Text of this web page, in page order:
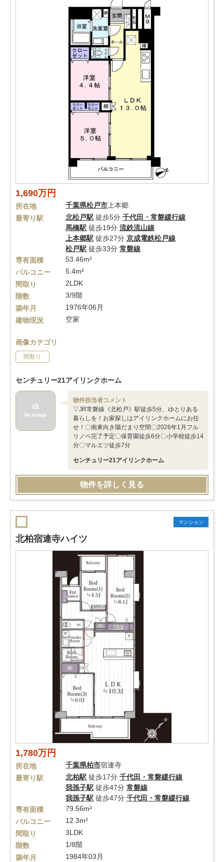
1,690万円
所在地 千葉県松戸市 上本郷
最寄り駅
北松戸駅 徒歩5分 千代田・常磐緩行線
馬橋駅 徒歩19分 流鉄流山線
上本郷駅 徒歩27分 京成電鉄松戸線
松戸駅 徒歩33分 常磐線
専有面積
53.46m²
バルコニー
5.4m²
間取り
2LDK
階数
3/9階
築年月
1976年06月
建物現況
空家
画像カテゴリ
間取り
センチュリー21アイリンクホーム
物件担当者コメント
▽JR常磐線《北松戸》駅徒歩5分、ゆとりある
暮らしを！お家探しはアイリンクホームにお任
せ！〇南東向き陽だまり空間〇2026年1月フル
リノベ完了予定〇保育園徒歩6分〇小学校徒歩14
分〇マルエツ徒歩7分
センチュリー21アイリンクホーム
物件を詳しく見る
マンション
北柏宿連寺ハイツ
1,780万円
所在地 千葉県柏市宿連寺
最寄り駅
北柏駅 徒歩17分 千代田・常磐緩行線
我孫子駅 徒歩47分 常磐線
我孫子駅 徒歩47分 千代田・常磐緩行線
専有面積
79.56m²
バルコニー
12.3m²
間取り
3LDK
階数
1/8階
築年月
1984年03月